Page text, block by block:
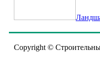
Copyright ©